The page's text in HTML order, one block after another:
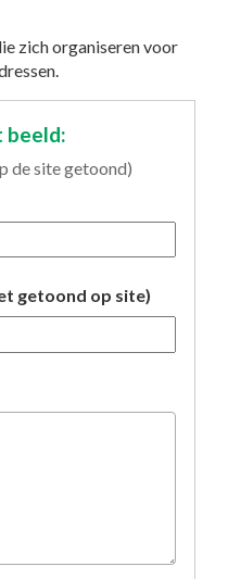
zich organiseren voor
beeld:
de site getoond)
getoond op site)